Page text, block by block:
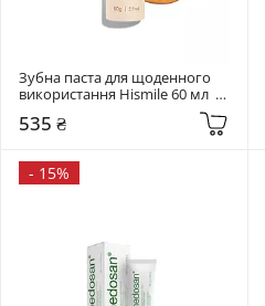
Зубна паста для щоденного
використання Hismile 60 мл
535 ₴
- 15%